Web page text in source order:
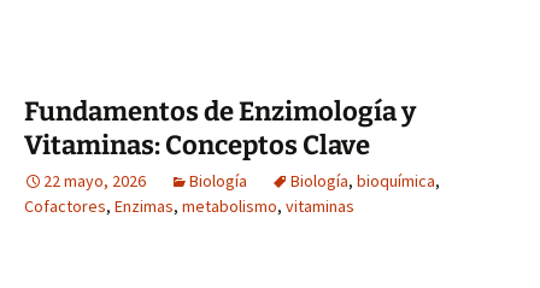
Fundamentos de Enzimología y
Vitaminas: Conceptos Clave
22 mayo, 2026 Biología Biología, bioquímica,
Cofactores, Enzimas, metabolismo, vitaminas